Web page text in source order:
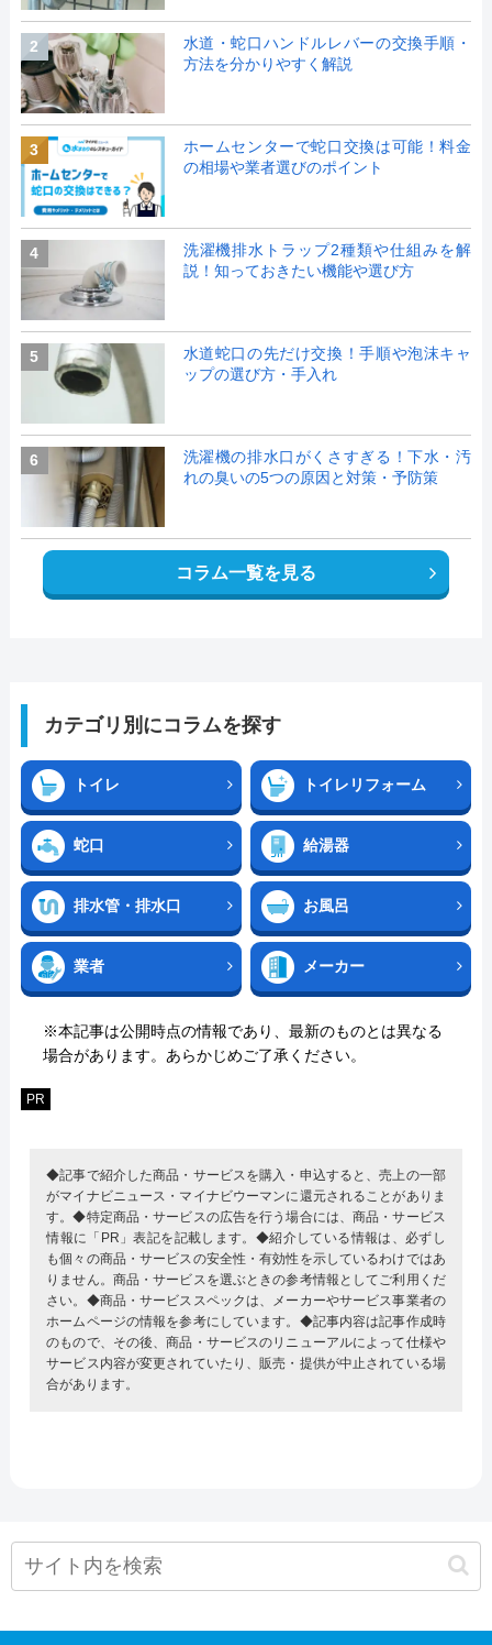
2
水道・蛇口ハンドルレバーの交換手順・
方法を分かりやすく解説
3
ホームセンターで蛇口交換は可能！料金
の相場や業者選びのポイント
4
洗濯機排水トラップ2種類や仕組みを解
説！知っておきたい機能や選び方
5
水道蛇口の先だけ交換！手順や泡沫キャ
ップの選び方・手入れ
6
洗濯機の排水口がくさすぎる！下水・汚
れの臭いの5つの原因と対策・予防策
コラム一覧を見る
カテゴリ別にコラムを探す
トイレ トイレリフォーム
蛇口 給湯器
排水管・排水口 お風呂
業者 メーカー
※本記事は公開時点の情報であり、最新のものとは異なる
場合があります。あらかじめご了承ください。
PR
◆記事で紹介した商品・サービスを購入・申込すると、売上の一部
がマイナビニュース・マイナビウーマンに還元されることがありま
す。◆特定商品・サービスの広告を行う場合には、商品・サービス
情報に「PR」表記を記載します。◆紹介している情報は、必ずし
も個々の商品・サービスの安全性・有効性を示しているわけではあ
りません。商品・サービスを選ぶときの参考情報としてご利用くだ
さい。◆商品・サービススペックは、メーカーやサービス事業者の
ホームページの情報を参考にしています。◆記事内容は記事作成時
のもので、その後、商品・サービスのリニューアルによって仕様や
サービス内容が変更されていたり、販売・提供が中止されている場
合があります。